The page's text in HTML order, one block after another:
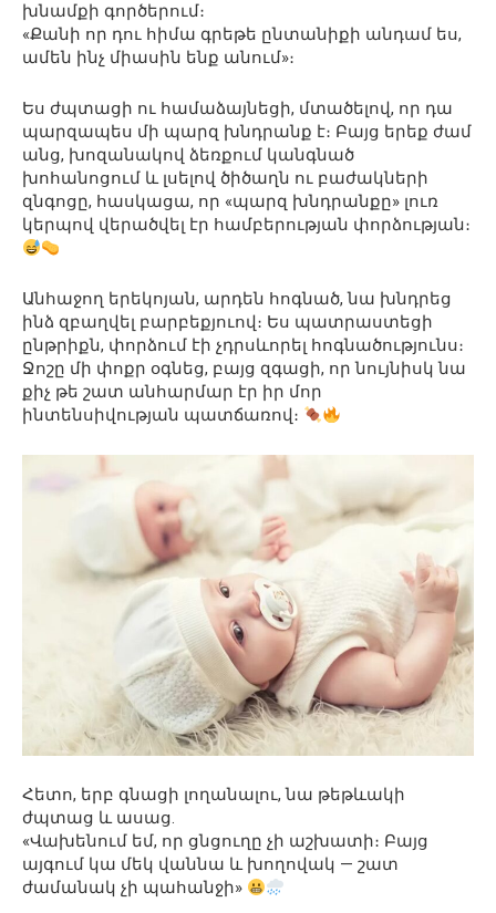
խնամքի գործերում։
«Քանի որ դու հիմա գրեթե ընտանիքի անդամ ես,
ամեն ինչ միասին ենք անում»։
Ես ժպտացի ու համաձայնեցի, մտածելով, որ դա
պարզապես մի պարզ խնդրանք է։ Բայց երեք ժամ
անց, խոզանակով ձեռքում կանգնած
խոհանոցում և լսելով ծիծաղն ու բաժակների
զնգոցը, հասկացա, որ «պարզ խնդրանքը» լուռ
կերպով վերածվել էր համբերության փորձության։
Անհաջող երեկոյան, արդեն հոգնած, նա խնդրեց
ինձ զբաղվել բարբեքյուով։ Ես պատրաստեցի
ընթրիքն, փորձում էի չդրսևորել հոգնածությունս։
Ջոշը մի փոքր օգնեց, բայց զգացի, որ նույնիսկ նա
քիչ թե շատ անհարմար էր իր մոր
ինտենսիվության պատճառով։
Հետո, երբ գնացի լողանալու, նա թեթևակի
ժպտաց և ասաց.
«Վախենում եմ, որ ցնցուղը չի աշխատի։ Բայց
այգում կա մեկ վաննա և խողովակ — շատ
ժամանակ չի պահանջի»